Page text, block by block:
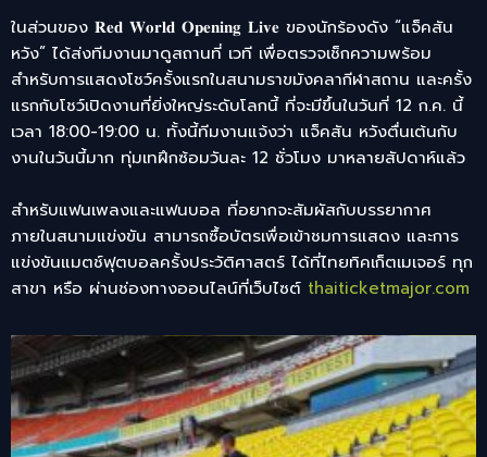
ในส่วนของ 𝐑𝐞𝐝 𝐖𝐨𝐫𝐥𝐝 𝐎𝐩𝐞𝐧𝐢𝐧𝐠 𝐋𝐢𝐯𝐞 ของนักร้องดัง “แจ็คสัน
หวัง” ได้ส่งทีมงานมาดูสถานที่ เวที เพื่อตรวจเช็กความพร้อม
สำหรับการแสดงโชว์ครั้งแรกในสนามราขมังคลากีฬาสถาน และครั้ง
แรกกับโชว์เปิดงานที่ยิ่งใหญ่ระดับโลกนี้ ที่จะมีขึ้นในวันที่ 12 ก.ค. นี้
เวลา 18:00-19:00 น. ทั้งนี้ทีมงานแจ้งว่า แจ็คสัน หวังตื่นเต้นกับ
งานในวันนี้มาก ทุ่มเทฝึกซ้อมวันละ 12 ชั่วโมง มาหลายสัปดาห์แล้ว
สำหรับแฟนเพลงและแฟนบอล ที่อยากจะสัมผัสกับบรรยากาศ
ภายในสนามแข่งขัน สามารถซื้อบัตรเพื่อเข้าชมการแสดง และการ
แข่งขันแมตช์ฟุตบอลครั้งประวัติศาสตร์ ได้ที่ไทยทิคเก็ตเมเจอร์ ทุก
สาขา หรือ ผ่านช่องทางออนไลน์ที่เว็บไซต์ thaiticketmajor.com